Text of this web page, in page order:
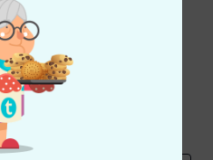
Newsletter
und gewinne mit